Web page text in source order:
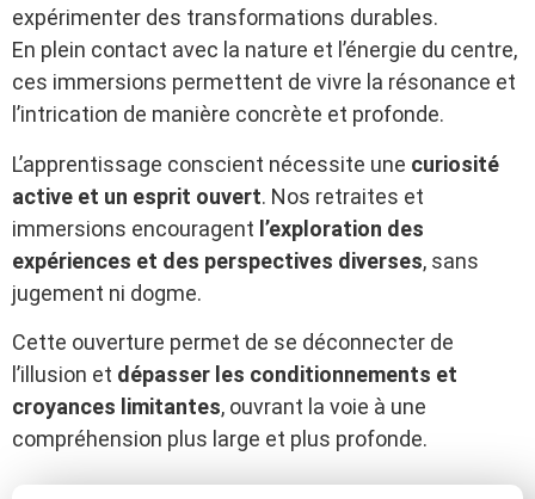
expérimenter des transformations durables.
En plein contact avec la nature et l’énergie du centre,
ces immersions permettent de vivre la résonance et
l’intrication de manière concrète et profonde.
L’apprentissage conscient nécessite une curiosité
active et un esprit ouvert. Nos retraites et
immersions encouragent l’exploration des
expériences et des perspectives diverses, sans
jugement ni dogme.
Cette ouverture permet de se déconnecter de
l’illusion et dépasser les conditionnements et
croyances limitantes, ouvrant la voie à une
compréhension plus large et plus profonde.